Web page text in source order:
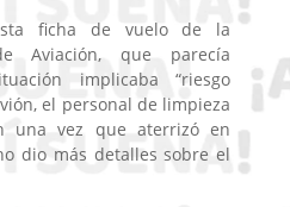
ficha de vuelo de la
Aviación, que parecía
implicaba “riesgo
el personal de limpieza
una vez que aterrizó en
dio más detalles sobre el